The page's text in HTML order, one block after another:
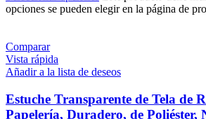
opciones se pueden elegir en la página de
Comparar
Vista rápida
Añadir a la lista de deseos
Estuche Transparente de Tela de
Papelería, Duradero, de Poliéster,